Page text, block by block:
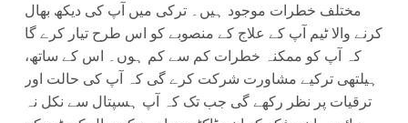
مختلف خطرات موجود ہیں۔ ترکی میں آپ کی دیکھ بھال
کرنے والا ٹیم آپ کے علاج کے منصوبے کو اس طرح تیار کرے گا
کہ آپ کو ممکنہ خطرات کم سے کم ہوں۔ اس کے ساتھ،
ہیلتھی ترکیے مشاورت شرکت کرے گی کہ آپ کی حالت اور
ترقیات پر نظر رکھے گی جب تک کہ آپ ہسپتال سے نکل نہ